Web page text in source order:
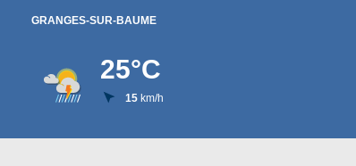
GRANGES-SUR-BAUME
25°C
15km/h